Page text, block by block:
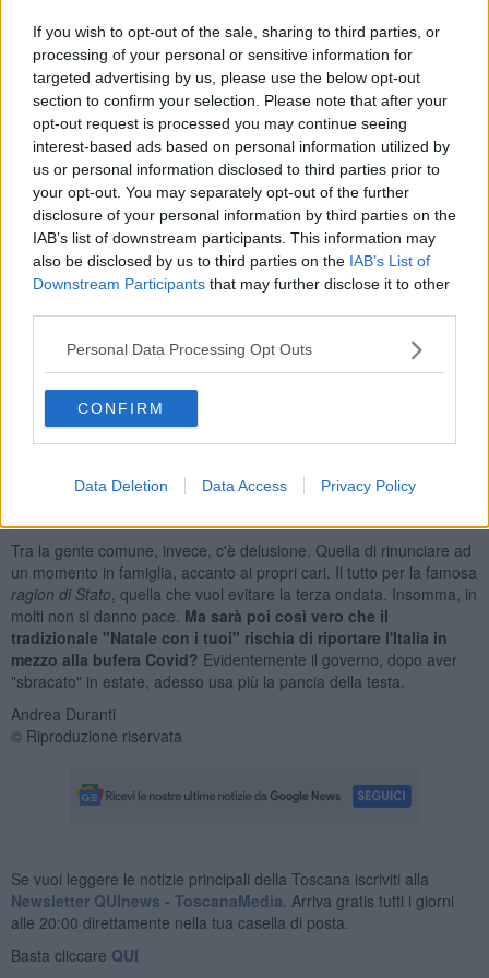
If you wish to opt-out of the sale, sharing to third parties, or
processing of your personal or sensitive information for
targeted advertising by us, please use the below opt-out
section to confirm your selection. Please note that after your
opt-out request is processed you may continue seeing
interest-based ads based on personal information utilized by
us or personal information disclosed to third parties prior to
your opt-out. You may separately opt-out of the further
disclosure of your personal information by third parties on the
IAB’s list of downstream participants. This information may
also be disclosed by us to third parties on the IAB’s List of
Downstream Participants that may further disclose it to other
Personal Data Processing Opt Outs
CONFIRM
Data Deletion Data Access Privacy Policy
dall'altra. Ecco, per Natale ognuno dovrà restare a casa sua. Così
ha deciso Conte.Ed i nonni?Se hanno la fortunadi essere vivi
entrambi e stare bene, allora sonosfortunati. Sì, perché i nipoti non
potranno andare a trovarli. Ma non solo. Il coprifuoco resterà dalle
22 alle 5 e per capodanno sarà prorogato fino alle 7. Quindi la
tradizionale Messa di mezzanotte salterà. E la Chiesa?
Praticamente zitta.
Non altrettanto in silenzio sono stati molti governatori e sindaci
delle città che hanno prontamente criticato le misure messe in atto
Natale. Insomma, questo decreto scontenta tutti e fa "inalberare" in
modobipartisan.
Sul fronte aretino netta la presa di posizione di
vicesindaco,originaria della Valtiberina, definisce le restrizioni di
Natale come un qualcosa di "disumano" e consiglia ai "governanti"
di collegarsi più con la realtà dei fatti che vede molti italiani,
specialmente agli anziani, "patire" oltre modo questa stato di
Tra la gente comune, invece, c'è delusione. Quella di rinunciare ad
un momento in famiglia, accanto ai propri cari. Il tutto per la famosa
ragion di Stato , quella che vuol evitare la terza ondata. Insomma, in
molti non si danno pace. Ma sarà poi così vero che il
tradizionale "Natale con i tuoi" rischia di riportare l'Italia in
mezzo alla bufera Covid? Evidentemente il governo, dopo aver
"sbracato" in estate, adesso usa più la pancia della testa.
Andrea Duranti
© Riproduzione riservata
Se vuoi leggere le notizie principali della Toscana iscriviti alla
Newsletter QUInews - ToscanaMedia. Arriva gratis tutti i giorni
alle 20:00 direttamente nella tua casella di posta.
Basta cliccare QUI